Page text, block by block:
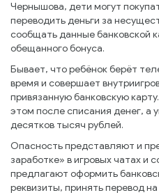
Чернышова, дети могут
переводить деньги за
сообщать данные банковской
обещанного бонуса.
Бывает, что ребёнок берёт
время и совершает
привязанную банковскую
этом после списания денег, а
десятков тысяч рублей.
Опасность представляют и
заработке» в игровых чатах и
предлагают оформить
реквизиты, принять перевод